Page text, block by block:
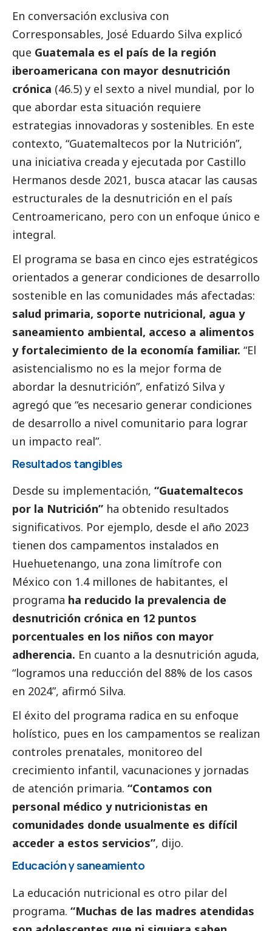
En conversación exclusiva con
Corresponsables, José Eduardo Silva explicó
que Guatemala es el país de la región
iberoamericana con mayor desnutrición
crónica (46.5) y el sexto a nivel mundial, por lo
que abordar esta situación requiere
estrategias innovadoras y sostenibles. En este
contexto, “Guatemaltecos por la Nutrición”,
una iniciativa creada y ejecutada por Castillo
Hermanos desde 2021, busca atacar las causas
estructurales de la desnutrición en el país
Centroamericano, pero con un enfoque único e
integral.
El programa se basa en cinco ejes estratégicos
orientados a generar condiciones de desarrollo
sostenible en las comunidades más afectadas:
salud primaria, soporte nutricional, agua y
saneamiento ambiental, acceso a alimentos
y fortalecimiento de la economía familiar. “El
asistencialismo no es la mejor forma de
abordar la desnutrición”, enfatizó Silva y
agregó que “es necesario generar condiciones
de desarrollo a nivel comunitario para lograr
un impacto real”.
Resultados tangibles
Desde su implementación, “Guatemaltecos
por la Nutrición” ha obtenido resultados
significativos. Por ejemplo, desde el año 2023
tienen dos campamentos instalados en
Huehuetenango, una zona limítrofe con
México con 1.4 millones de habitantes, el
programa ha reducido la prevalencia de
desnutrición crónica en 12 puntos
porcentuales en los niños con mayor
adherencia. En cuanto a la desnutrición aguda,
“logramos una reducción del 88% de los casos
en 2024”, afirmó Silva.
El éxito del programa radica en su enfoque
holístico, pues en los campamentos se realizan
controles prenatales, monitoreo del
crecimiento infantil, vacunaciones y jornadas
de atención primaria. “Contamos con
personal médico y nutricionistas en
comunidades donde usualmente es difícil
acceder a estos servicios”, dijo.
Educación y saneamiento
La educación nutricional es otro pilar del
programa. “Muchas de las madres atendidas